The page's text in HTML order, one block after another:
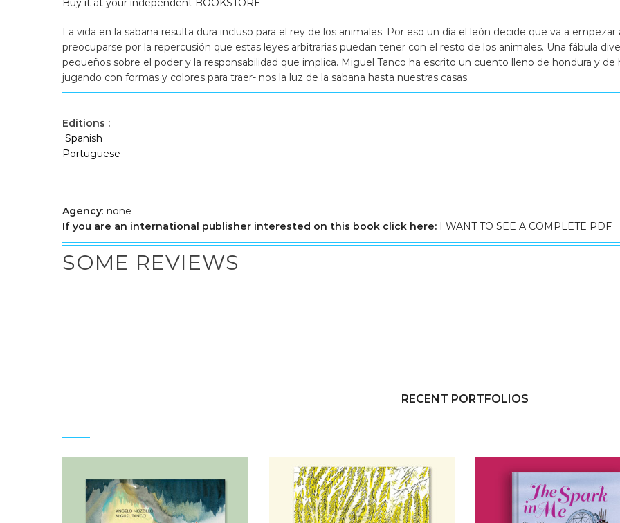
Buy it at your independent BOOKSTORE
La vida en la sabana resulta dura incluso para el rey de los animales. Por eso un día el león decide que va a
preocuparse por la repercusión que estas leyes arbitrarias puedan tener con el resto de los animales. Una fábula
pequeños sobre el poder y la responsabilidad que implica. Miguel Tanco ha escrito un cuento lleno de hondura y
jugando con formas y colores para traer- nos la luz de la sabana hasta nuestras casas.
Editions :
Spanish
Portuguese
Agency: none
If you are an international publisher interested on this book click here: I WANT TO SEE A COMPLETE PDF
SOME REVIEWS
RECENT PORTFOLIOS